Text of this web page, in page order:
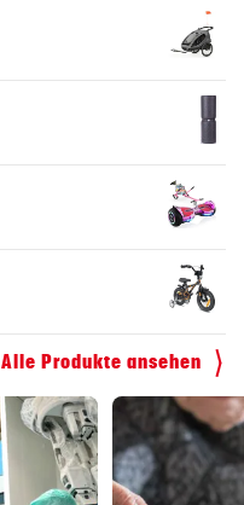
Alle Produkte ansehen